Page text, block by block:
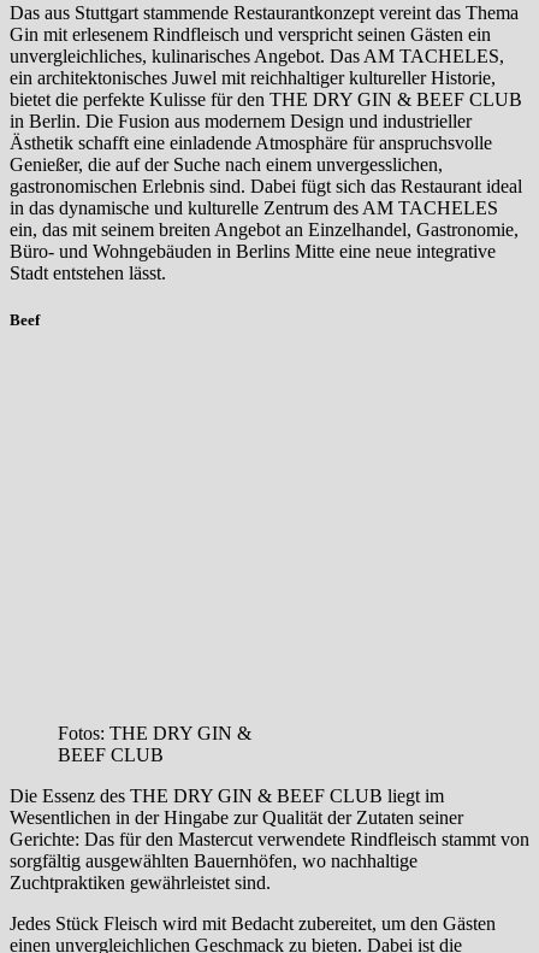
Das aus Stuttgart stammende Restaurantkonzept vereint das Thema
Gin mit erlesenem Rindfleisch und verspricht seinen Gästen ein
unvergleichliches, kulinarisches Angebot. Das AM TACHELES,
ein architektonisches Juwel mit reichhaltiger kultureller Historie,
bietet die perfekte Kulisse für den THE DRY GIN & BEEF CLUB
in Berlin. Die Fusion aus modernem Design und industrieller
Ästhetik schafft eine einladende Atmosphäre für anspruchsvolle
Genießer, die auf der Suche nach einem unvergesslichen,
gastronomischen Erlebnis sind. Dabei fügt sich das Restaurant ideal
in das dynamische und kulturelle Zentrum des AM TACHELES
ein, das mit seinem breiten Angebot an Einzelhandel, Gastronomie,
Büro- und Wohngebäuden in Berlins Mitte eine neue integrative
Stadt entstehen lässt.
Beef
Fotos: THE DRY GIN &
BEEF CLUB
Die Essenz des THE DRY GIN & BEEF CLUB liegt im
Wesentlichen in der Hingabe zur Qualität der Zutaten seiner
Gerichte: Das für den Mastercut verwendete Rindfleisch stammt von
sorgfältig ausgewählten Bauernhöfen, wo nachhaltige
Zuchtpraktiken gewährleistet sind.
Jedes Stück Fleisch wird mit Bedacht zubereitet, um den Gästen
einen unvergleichlichen Geschmack zu bieten. Dabei ist die